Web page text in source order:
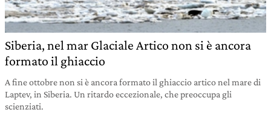
Siberia, nel mar Glaciale Artico non si è ancora
formato il ghiaccio
A fine ottobre non si è ancora formato il ghiaccio artico nel mare di
Laptev, in Siberia. Un ritardo eccezionale, che preoccupa gli
scienziati.